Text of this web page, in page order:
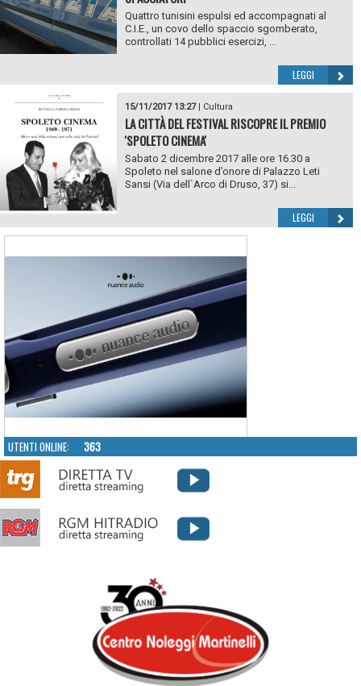
Quattro tunisini espulsi ed accompagnati al
C.I.E., un covo dello spaccio sgomberato,
controllati 14 pubblici esercizi, ...
LEGGI
15/11/2017 13:27| Cultura
LA CITTÀ DEL FESTIVAL RISCOPRE IL PREMIO
'SPOLETO CINEMA'
Sabato 2 dicembre 2017 alle ore 16.30 a
Spoleto nel salone d’onore di Palazzo Leti
Sansi (Via dell`Arco di Druso, 37) si...
LEGGI
UTENTI ONLINE: 363